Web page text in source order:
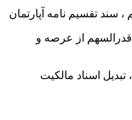
، سند تقسیم نامه آپارتمان
قدرالسهم از عرصه و
اسناد مالکیت